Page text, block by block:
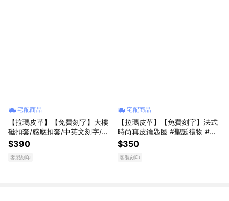
宅配商品
【拉瑪皮革】【免費刻字】大樓
磁扣套/感應扣套/中英文刻字/螺
絲扣勾勾配件 #聖誕禮物 #生日
禮物
$390
客製刻印
宅配商品
【拉瑪皮革】【免費刻字】法式
時尚真皮鑰匙圈 #聖誕禮物 #生
日禮物
$350
客製刻印